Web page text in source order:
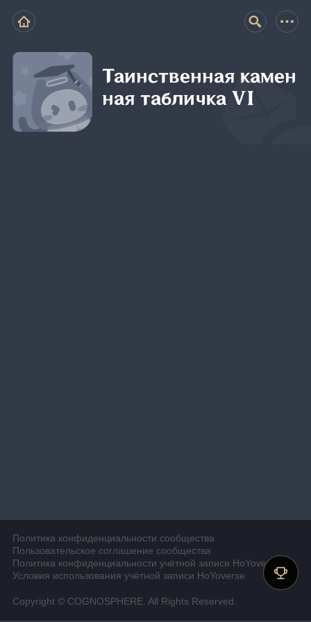
Таинственная камен
ная табличка VI
Политика конфиденциальности сообщества
Пользовательское соглашение сообщества
Политика конфиденциальности учётной записи HoYoverse
Условия использования учётной записи HoYoverse
Copyright © COGNOSPHERE. All Rights Reserved.